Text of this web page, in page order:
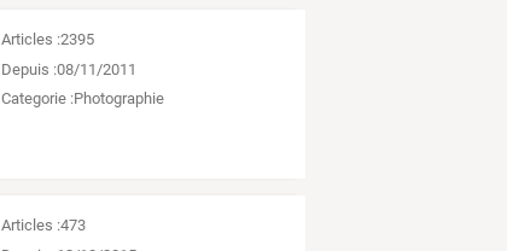
Articles :2395
Depuis :08/11/2011
Categorie :Photographie
Articles :473